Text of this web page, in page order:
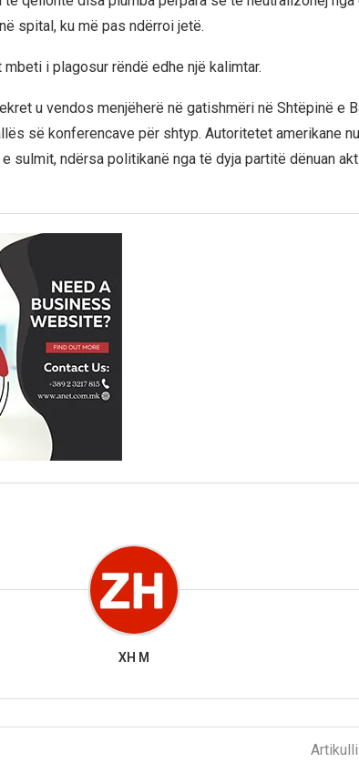
spital, ku më pas ndërroi jetë.
i plagosur rëndë edhe një kalimtar.
u vendos menjëherë në gatishmëri në Shtëpinë e
së konferencave për shtyp. Autoritetet amerikane
sulmit, ndërsa politikanë nga të dyja partitë dënuan
XH M